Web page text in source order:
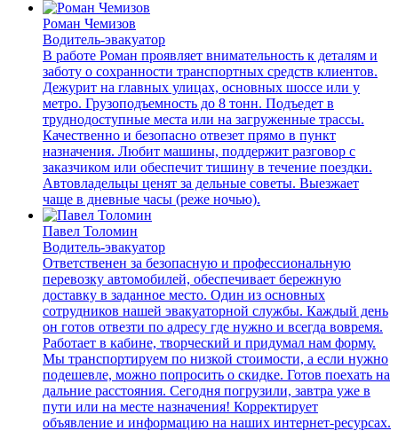
Роман Чемизов
Водитель-эвакуатор
В работе Роман проявляет внимательность к деталям и
заботу о сохранности транспортных средств клиентов.
Дежурит на главных улицах, основных шоссе или у
метро. Грузоподъемность до 8 тонн. Подъедет в
труднодоступные места или на загруженные трассы.
Качественно и безопасно отвезет прямо в пункт
назначения. Любит машины, поддержит разговор с
заказчиком или обеспечит тишину в течение поездки.
Автовладельцы ценят за дельные советы. Выезжает
чаще в дневные часы (реже ночью).
Павел Толомин
Водитель-эвакуатор
Ответственен за безопасную и профессиональную
перевозку автомобилей, обеспечивает бережную
доставку в заданное место. Один из основных
сотрудников нашей эвакуаторной службы. Каждый день
он готов отвезти по адресу где нужно и всегда вовремя.
Работает в кабине, творческий и придумал нам форму.
Мы транспортируем по низкой стоимости, а если нужно
подешевле, можно попросить о скидке. Готов поехать на
дальние расстояния. Сегодня погрузили, завтра уже в
пути или на месте назначения! Корректирует
объявление и информацию на наших интернет-ресурсах.